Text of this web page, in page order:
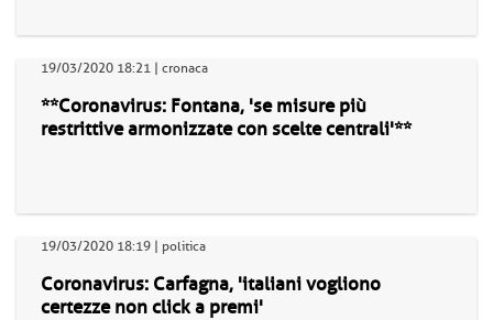
19/03/2020 18:21 | cronaca
**Coronavirus: Fontana, 'se misure più
restrittive armonizzate con scelte centrali'**
19/03/2020 18:19 | politica
Coronavirus: Carfagna, 'italiani vogliono
certezze non click a premi'